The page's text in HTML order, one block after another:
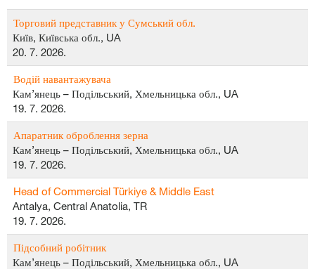
Торговий представник у Сумський обл.
Київ, Київська обл., UA
20. 7. 2026.
Водій навантажувача
Кам’янець – Подільський, Хмельницька обл., UA
19. 7. 2026.
Апаратник оброблення зерна
Кам’янець – Подільський, Хмельницька обл., UA
19. 7. 2026.
Head of Commercial Türkiye & Middle East
Antalya, Central Anatolia, TR
19. 7. 2026.
Підсобний робітник
Кам’янець – Подільський, Хмельницька обл., UA